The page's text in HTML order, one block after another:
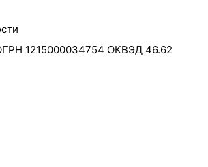
1215000034754 ОКВЭД 46.62